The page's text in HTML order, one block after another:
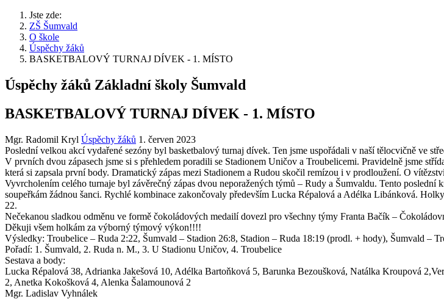
Jste zde:
ZŠ Šumvald
O škole
Úspěchy žáků
BASKETBALOVÝ TURNAJ DÍVEK - 1. MÍSTO
Úspěchy žáků Základní školy Šumvald
BASKETBALOVÝ TURNAJ DÍVEK - 1. MÍSTO
Mgr. Radomil Kryl Úspěchy žáků 1. červen 2023
Poslední velkou akcí vydařené sezóny byl basketbalový turnaj dívek. Ten jsme uspořádali v naší tělocvičně ve
V prvních dvou zápasech jsme si s přehledem poradili se Stadionem Uničov a Troubelicemi. Pravidelně jsme
která si zapsala první body. Dramatický zápas mezi Stadionem a Rudou skočil remízou i v prodloužení. O
Vyvrcholením celého turnaje byl závěrečný zápas dvou neporažených týmů – Rudy a Šumvaldu. Tento
soupeřkám žádnou šanci. Rychlé kombinace zakončovaly především Lucka Répalová a Adélka Libánková.
22.
Nečekanou sladkou odměnu ve formě čokoládových medailí dovezl pro všechny týmy Franta Bačík –
Děkuji všem holkám za výborný týmový výkon!!!!
Výsledky: Troubelice – Ruda 2:22, Šumvald – Stadion 26:8, Stadion – Ruda 18:19 (prodl. + hody), Šumvald –
Pořadí: 1. Šumvald, 2. Ruda n. M., 3. U Stadionu Uničov, 4. Troubelice
Sestava a body:
Lucka Répalová 38, Adrianka Jakešová 10, Adélka Bartoňková 5, Barunka Bezoušková, Natálka Kroupová
2, Anetka Kokošková 4, Alenka Šalamounová 2
Mgr. Ladislav Vyhnálek